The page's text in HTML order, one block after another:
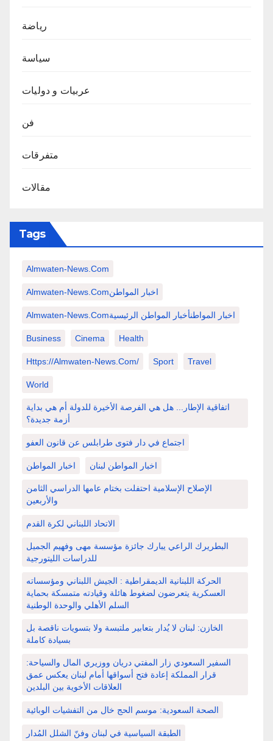
رياضة
سياسة
عربيات و دوليات
فن
متفرقات
مقالات
Tags
Almwaten-News.com
Almwaten-News.comاخبار المواطن
Almwaten-News.comاخبار المواطنأخبار المواطن الرئيسية
Business Cinema Health
Https://almwaten-News.com/ Sport Travel
World
اتفاقية الإطار... هل هي الفرصة الأخيرة للدولة أم هي بداية
أزمة جديدة؟
اجتماع في دار فتوى طرابلس عن قانون العفو
اخبار المواطن اخبار المواطن لبنان
الإصلاح الإسلامية احتفلت بختام عامها الدراسي الثامن
والأربعين
الاتحاد اللبناني لكرة القدم
البطريرك الراعي يبارك جائزة مؤسسة مهى وفهيم الجميل
للدراسات الليتورجية
الحركة اللبنانية الديمقراطية : الجيش اللبناني ومؤسساته
العسكرية يتعرضون لضغوط هائلة وقيادته متمسكة بحماية
السلم الأهلي والوحدة الوطنية
الخازن: لبنان لا يُدار بتعابير ملتبسة ولا بتسويات ناقصة بل
بسيادة كاملة
السفير السعودي زار المفتي دريان ووزيري المال والسياحة:
قرار المملكة إعادة فتح أسواقها أمام لبنان يعكس عمق
العلاقات الأخوية بين البلدين
الصحة السعودية: موسم الحج خال من التفشيات الوبائية
الطبقة السياسية في لبنان وفنّ الشلل المُدار